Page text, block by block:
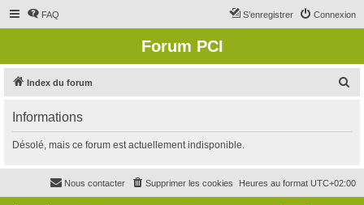
FAQ Connexion
S’enregistrer
Forum PCI
Index du forum
r
c
Informations
Désolé, mais ce forum est actuellement indisponible.
Heures au format UTC+02:00
Supprimer les cookies
Nous contacter